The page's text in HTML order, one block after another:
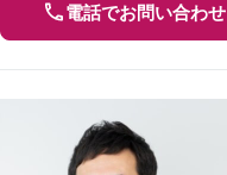
電話でお問い合わせ